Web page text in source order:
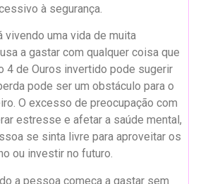
à segurança.
vivendo uma vida de muita
a gastar com qualquer coisa que
4 de Ouros invertido pode sugerir
pode ser um obstáculo para o
O excesso de preocupação com
estresse e afetar a saúde mental,
se sinta livre para aproveitar os
ou investir no futuro.
a pessoa começa a gastar sem